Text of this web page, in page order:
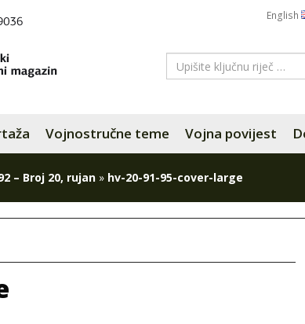
English
Vojnostručne teme Vojna povijest
– Broj 20, rujan » hv-20-91-95-cover-large